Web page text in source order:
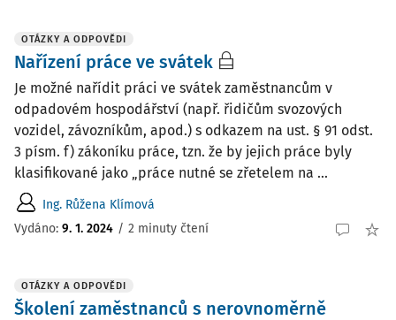
OTÁZKY A ODPOVĚDI
Nařízení práce ve svátek
Je možné nařídit práci ve svátek zaměstnancům v
odpadovém hospodářství (např. řidičům svozových
vozidel, závozníkům, apod.) s odkazem na ust. § 91 odst.
3 písm. f) zákoníku práce, tzn. že by jejich práce byly
klasifikované jako „práce nutné se zřetelem na ...
Ing. Růžena Klímová
Vydáno: 9. 1. 2024 / 2 minuty čtení
OTÁZKY A ODPOVĚDI
Školení zaměstnanců s nerovnoměrně